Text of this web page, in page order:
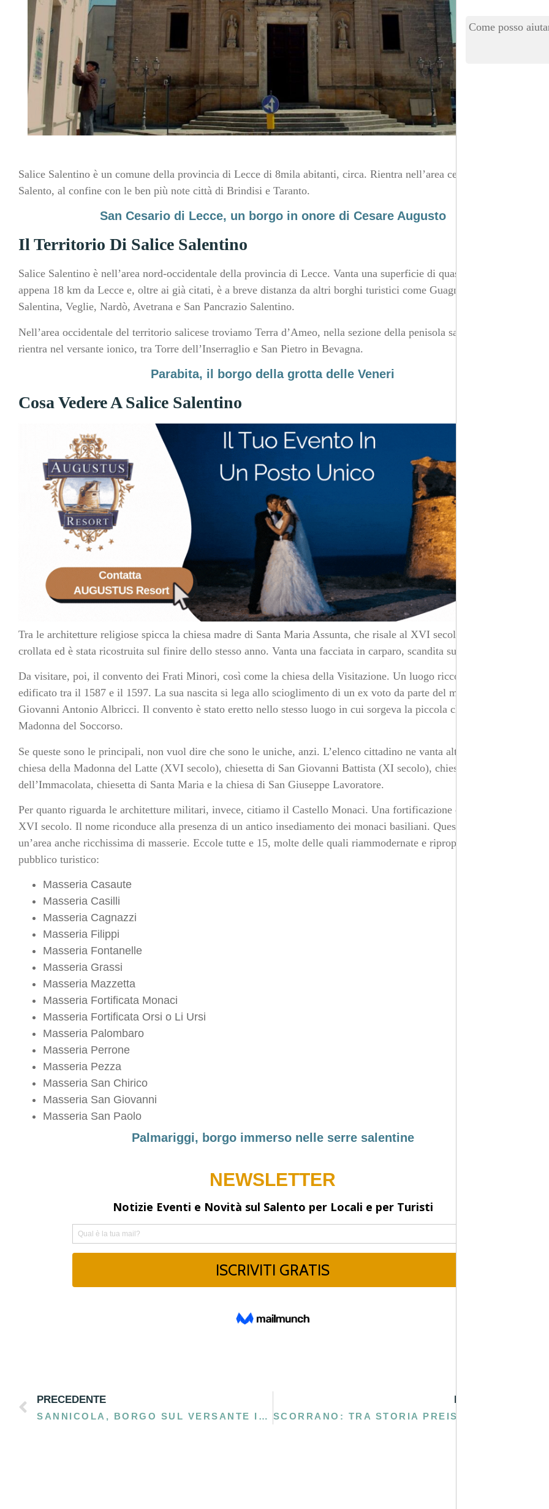
Salice Salentino è un comune della provincia di Lecce di 8mila abitanti, circa. Rientra nell’area centrale del
Salento, al confine con le ben più note città di Brindisi e Taranto.
San Cesario di Lecce, un borgo in onore di Cesare Augusto
Il Territorio Di Salice Salentino
Salice Salentino è nell’area nord-occidentale della provincia di Lecce. Vanta una superficie di quasi 60 km². Dista
appena 18 km da Lecce e, oltre ai già citati, è a breve distanza da altri borghi turistici come Guagnano, Campi
Salentina, Veglie, Nardò, Avetrana e San Pancrazio Salentino.
Nell’area occidentale del territorio salicese troviamo Terra d’Ameo, nella sezione della penisola salentina che
rientra nel versante ionico, tra Torre dell’Inserraglio e San Pietro in Bevagna.
Parabita, il borgo della grotta delle Veneri
Cosa Vedere A Salice Salentino
Tra le architetture religiose spicca la chiesa madre di Santa Maria Assunta, che risale al XVI secolo. Nel 1689 è
crollata ed è stata ricostruita sul finire dello stesso anno. Vanta una facciata in carparo, scandita su tre livelli.
Da visitare, poi, il convento dei Frati Minori, così come la chiesa della Visitazione. Un luogo ricco di storia,
edificato tra il 1587 e il 1597. La sua nascita si lega allo scioglimento di un ex voto da parte del marchese
Giovanni Antonio Albricci. Il convento è stato eretto nello stesso luogo in cui sorgeva la piccola chiesa della
Madonna del Soccorso.
Se queste sono le principali, non vuol dire che sono le uniche, anzi. L’elenco cittadino ne vanta altre cinque:
chiesa della Madonna del Latte (XVI secolo), chiesetta di San Giovanni Battista (XI secolo), chiesetta
dell’Immacolata, chiesetta di Santa Maria e la chiesa di San Giuseppe Lavoratore.
Per quanto riguarda le architetture militari, invece, citiamo il Castello Monaci. Una fortificazione che risale al
XVI secolo. Il nome riconduce alla presenza di un antico insediamento dei monaci basiliani. Questa è però
un’area anche ricchissima di masserie. Eccole tutte e 15, molte delle quali riammodernate e riproposte per un
pubblico turistico:
Masseria Casaute
Masseria Casilli
Masseria Cagnazzi
Masseria Filippi
Masseria Fontanelle
Masseria Grassi
Masseria Mazzetta
Masseria Fortificata Monaci
Masseria Fortificata Orsi o Li Ursi
Masseria Palombaro
Masseria Perrone
Masseria Pezza
Masseria San Chirico
Masseria San Giovanni
Masseria San Paolo
Palmariggi, borgo immerso nelle serre salentine
PRECEDENTE
SANNICOLA, BORGO SUL VERSANTE IONICO DEL SALENTO
Come posso